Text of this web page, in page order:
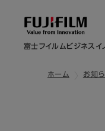
富士フイルムビジネスイ
ホーム お知